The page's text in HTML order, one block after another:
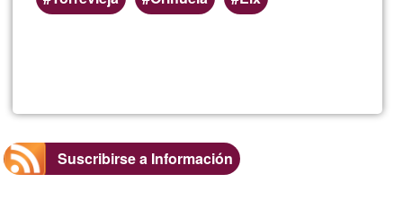
Tropel
Suscribirse a Información